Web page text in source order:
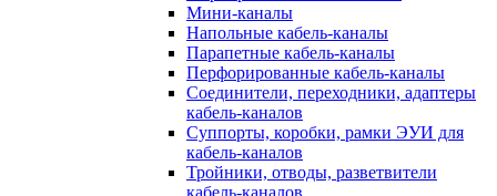
Мини-каналы
Напольные кабель-каналы
Парапетные кабель-каналы
Перфорированные кабель-каналы
Соединители, переходники, адаптеры
кабель-каналов
Суппорты, коробки, рамки ЭУИ для
кабель-каналов
Тройники, отводы, разветвители
кабель-каналов